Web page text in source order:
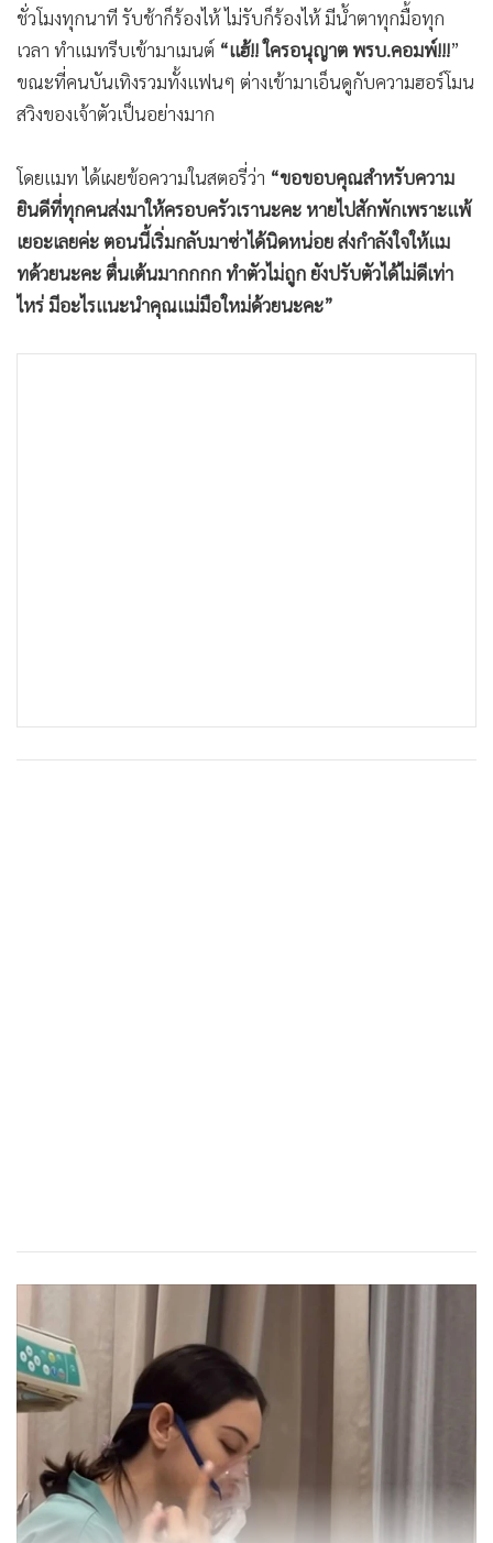
• อาชญากรรม
• Motoring
• เกม
• วิทยาศาสตร์
• หุ้น
• อินโดจีน
• กองทุนรวม
• Celeb Online
• ญี่ปุ่น
ชั่วโมงทุกนาที รับช้าก็ร้องไห้ ไม่รับก็ร้องไห้ มีน้ำตาทุกมื้อทุก
เวลา ทำแมทรีบเข้ามาเมนต์ “แฮ้!! ใครอนุญาต พรบ.คอมพ์!!!”
ขณะที่คนบันเทิงรวมทั้งแฟนๆ ต่างเข้ามาเอ็นดูกับความฮอร์โมน
สวิงของเจ้าตัวเป็นอย่างมาก
โดยแมท ได้เผยข้อความในสตอรี่ว่า “ขอขอบคุณสำหรับความ
ยินดีที่ทุกคนส่งมาให้ครอบครัวเรานะคะ หายไปสักพักเพราะแพ้
เยอะเลยค่ะ ตอนนี้เริ่มกลับมาซ่าได้นิดหน่อย ส่งกำลังใจให้แม
ทด้วยนะคะ ตื่นเต้นมากกกก ทำตัวไม่ถูก ยังปรับตัวได้ไม่ดีเท่า
ไหร่ มีอะไรแนะนำคุณแม่มือใหม่ด้วยนะคะ”